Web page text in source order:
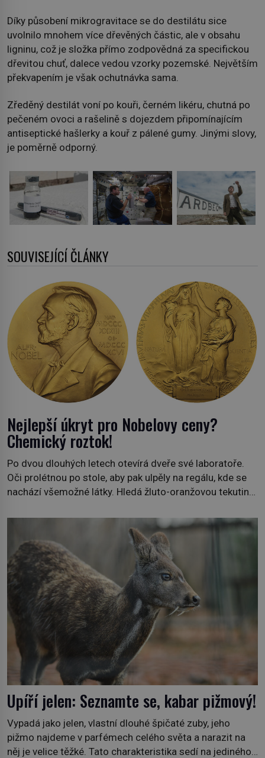
Díky působení mikrogravitace se do destilátu sice
uvolnilo mnohem více dřevěných částic, ale v obsahu
ligninu, což je složka přímo zodpovědná za specifickou
dřevitou chuť, dalece vedou vzorky pozemské. Největším
překvapením je však ochutnávka sama.
Zředěný destilát voní po kouři, černém likéru, chutná po
pečeném ovoci a rašelině s dojezdem připomínajícím
antiseptické hašlerky a kouř z pálené gumy. Jinými slovy,
je poměrně odporný.
SOUVISEJÍCÍ ČLÁNKY
Nejlepší úkryt pro Nobelovy ceny?
Chemický roztok!
Po dvou dlouhých letech otevírá dveře své laboratoře.
Oči prolétnou po stole, aby pak ulpěly na regálu, kde se
nachází všemožné látky. Hledá žluto-oranžovou tekutinu,
plán dokončit. Pod termínem aqua regia se skrývá
směs s názvem lučavka královská. Svůj přídomek nemá
pro nic za nic, […]
Upíří jelen: Seznamte se, kabar pižmový!
Vypadá jako jelen, vlastní dlouhé špičaté zuby, jeho
pižmo najdeme v parfémech celého světa a narazit na
něj je velice těžké. Tato charakteristika sedí na jediného